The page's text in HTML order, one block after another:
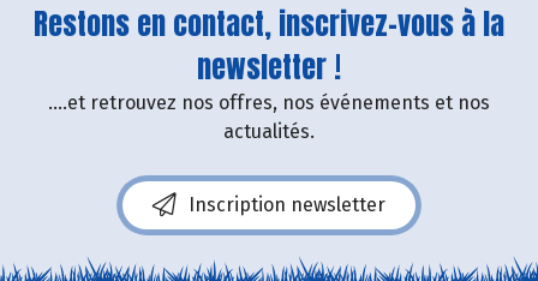
Restons en contact, inscrivez-vous à la
newsletter !
....et retrouvez nos offres, nos événements et nos
actualités.
Inscription newsletter